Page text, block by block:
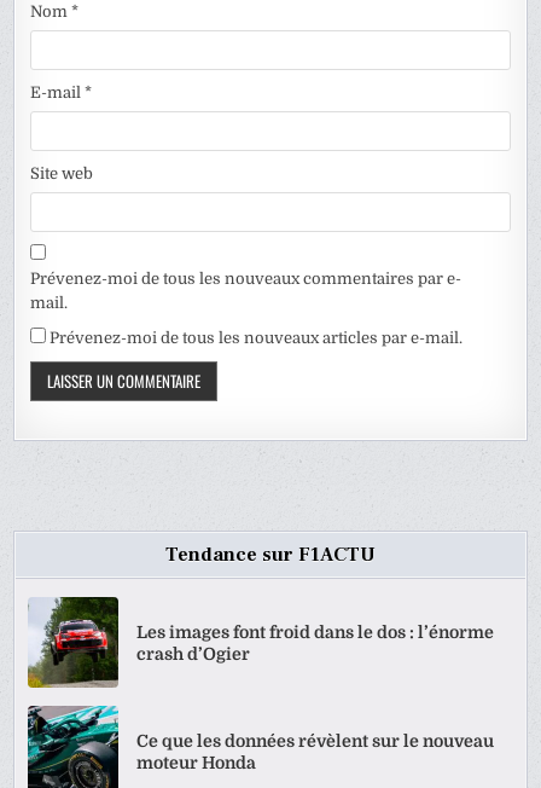
Nom*
E-mail*
Site web
Prévenez-moi de tous les nouveaux commentaires par e-
mail.
Prévenez-moi de tous les nouveaux articles par e-mail.
Tendance sur F1ACTU
Les images font froid dans le dos : l’énorme
crash d’Ogier
Ce que les données révèlent sur le nouveau
moteur Honda